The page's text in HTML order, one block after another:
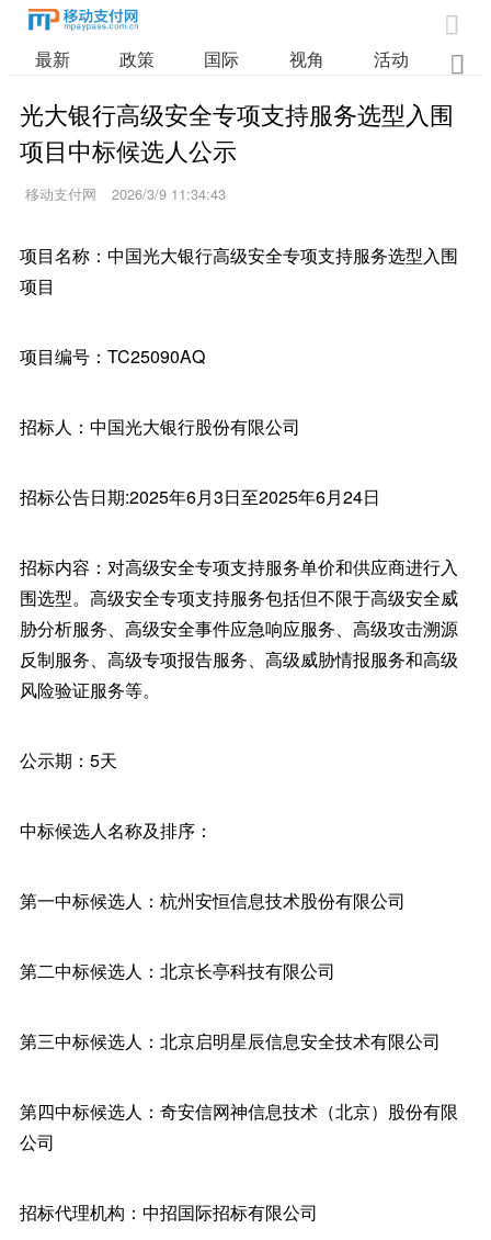

最新 政策 国际 视角 活动 业

光大银行高级安全专项支持服务选型入围
项目中标候选人公示
移动支付网 2026/3/9 11:34:43
项目名称：中国光大银行高级安全专项支持服务选型入围
项目
项目编号：TC25090AQ
招标人：中国光大银行股份有限公司
招标公告日期:2025年6月3日至2025年6月24日
招标内容：对高级安全专项支持服务单价和供应商进行入
围选型。高级安全专项支持服务包括但不限于高级安全威
胁分析服务、高级安全事件应急响应服务、高级攻击溯源
反制服务、高级专项报告服务、高级威胁情报服务和高级
风险验证服务等。
公示期：5天
中标候选人名称及排序：
第一中标候选人：杭州安恒信息技术股份有限公司
第二中标候选人：北京长亭科技有限公司
第三中标候选人：北京启明星辰信息安全技术有限公司
第四中标候选人：奇安信网神信息技术（北京）股份有限
公司
招标代理机构：中招国际招标有限公司